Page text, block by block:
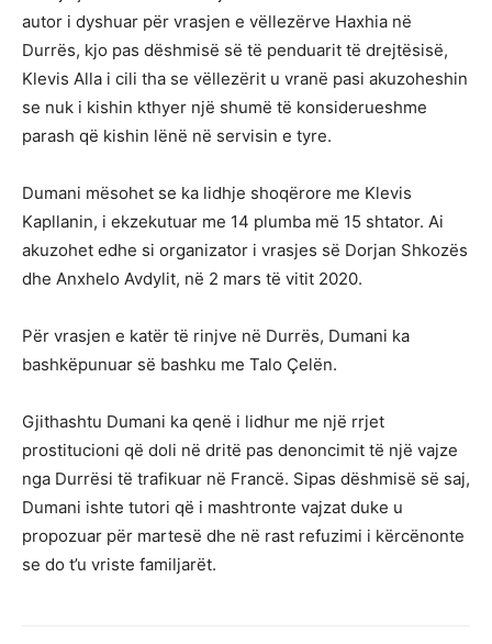
autor i dyshuar për vrasjen e vëllezërve Haxhia në
Durrës, kjo pas dëshmisë së të penduarit të drejtësisë,
Klevis Alla i cili tha se vëllezërit u vranë pasi akuzoheshin
se nuk i kishin kthyer një shumë të konsiderueshme
parash që kishin lënë në servisin e tyre.
Dumani mësohet se ka lidhje shoqërore me Klevis
Kapllanin, i ekzekutuar me 14 plumba më 15 shtator. Ai
akuzohet edhe si organizator i vrasjes së Dorjan Shkozës
dhe Anxhelo Avdylit, në 2 mars të vitit 2020.
Për vrasjen e katër të rinjve në Durrës, Dumani ka
bashkëpunuar së bashku me Talo Çelën.
Gjithashtu Dumani ka qenë i lidhur me një rrjet
prostitucioni që doli në dritë pas denoncimit të një vajze
nga Durrësi të trafikuar në Francë. Sipas dëshmisë së saj,
Dumani ishte tutori që i mashtronte vajzat duke u
propozuar për martesë dhe në rast refuzimi i kërcënonte
se do t’u vriste familjarët.